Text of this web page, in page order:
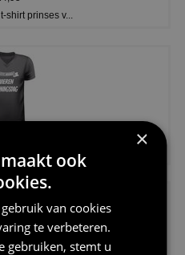
shirt prinses v...
heren v-hals ...
×
ook
van cookies
te verbeteren.
gebruiken, stemt u